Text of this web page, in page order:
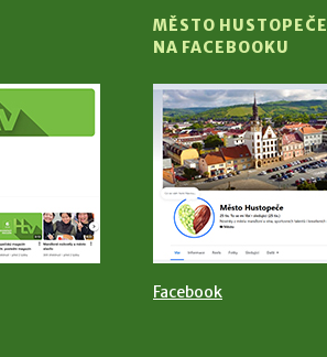
MĚSTO HUSTOPEČE
NA FACEBOOKU
Facebook